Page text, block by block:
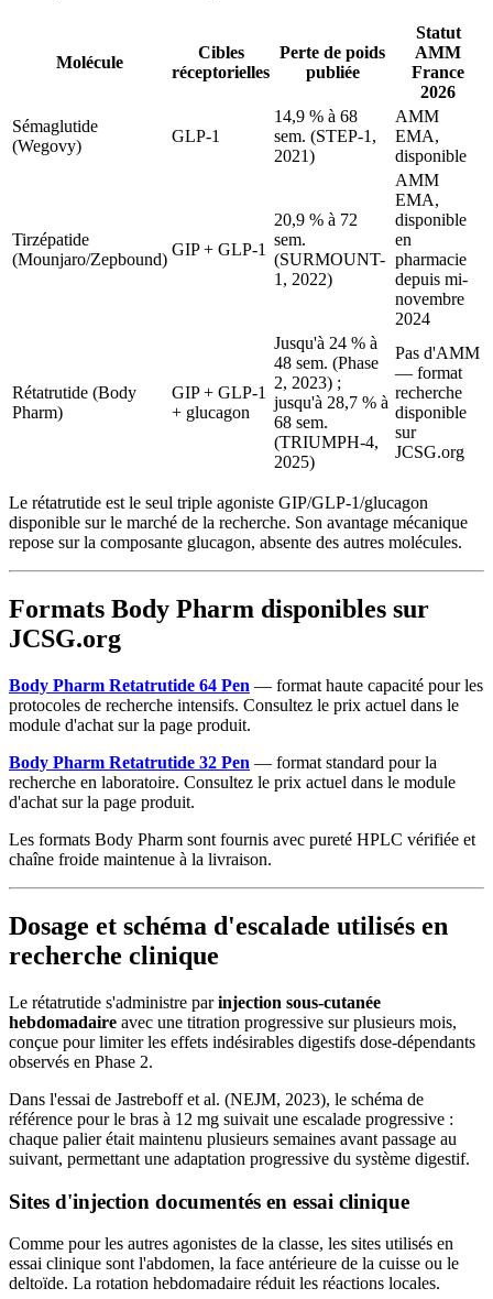
Molécule
Cibles
réceptorielles
Perte de poids
publiée
Statut
AMM
France
2026
Sémaglutide
(Wegovy)
GLP-1
14,9 % à 68
sem. (STEP-1,
2021)
AMM
EMA,
disponible
Tirzépatide
(Mounjaro/Zepbound)
GIP + GLP-1
20,9 % à 72
sem.
(SURMOUNT-
1, 2022)
AMM
EMA,
disponible
en
pharmacie
depuis mi-
novembre
2024
Rétatrutide (Body
Pharm)
GIP + GLP-1
+ glucagon
Jusqu'à 24 % à
48 sem. (Phase
2, 2023) ;
jusqu'à 28,7 % à
68 sem.
(TRIUMPH-4,
2025)
Pas d'AMM
— format
recherche
disponible
sur
JCSG.org
Le rétatrutide est le seul triple agoniste GIP/GLP-1/glucagon
disponible sur le marché de la recherche. Son avantage mécanique
repose sur la composante glucagon, absente des autres molécules.
Formats Body Pharm disponibles sur
JCSG.org
Body Pharm Retatrutide 64 Pen — format haute capacité pour les
protocoles de recherche intensifs. Consultez le prix actuel dans le
module d'achat sur la page produit.
Body Pharm Retatrutide 32 Pen — format standard pour la
recherche en laboratoire. Consultez le prix actuel dans le module
d'achat sur la page produit.
Les formats Body Pharm sont fournis avec pureté HPLC vérifiée et
chaîne froide maintenue à la livraison.
Dosage et schéma d'escalade utilisés en
recherche clinique
Le rétatrutide s'administre parinjection sous-cutanée
hebdomadaire avec une titration progressive sur plusieurs mois,
conçue pour limiter les effets indésirables digestifs dose-dépendants
observés en Phase 2.
Dans l'essai de Jastreboff et al. (NEJM, 2023), le schéma de
référence pour le bras à 12 mg suivait une escalade progressive :
chaque palier était maintenu plusieurs semaines avant passage au
suivant, permettant une adaptation progressive du système digestif.
Sites d'injection documentés en essai clinique
Comme pour les autres agonistes de la classe, les sites utilisés en
essai clinique sont l'abdomen, la face antérieure de la cuisse ou le
deltoïde. La rotation hebdomadaire réduit les réactions locales.